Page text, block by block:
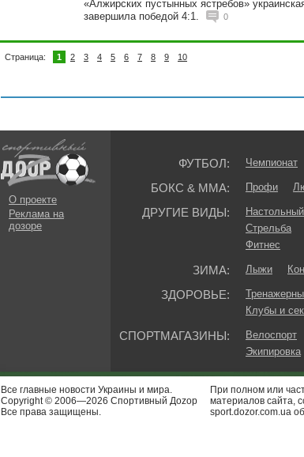
«Алжирских пустынных ястребов»
завершила победой 4:1.
0
Страница: 1 2 3 4 5 6 7 8 9 10
О проекте
Реклама на
дозоре
ФУТБОЛ: Чемпионат
БОКС & ММА: Профи
ДРУГИЕ ВИДЫ:
Стрельба
Фитнес
ЗИМА: Лыжи
ЗДОРОВЬЕ:
Клубы и
СПОРТМАГАЗИНЫ: Велоспорт
Экипировка
Все главные новости Украины и мира.
Copyright © 2006—2026 Спортивный Доzор
Все права защищены.
При полном или
материалов сайта,
sport.dozor.com.ua